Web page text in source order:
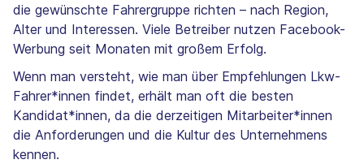
die gewünschte Fahrergruppe richten – nach Region,
Alter und Interessen. Viele Betreiber nutzen Facebook-
Werbung seit Monaten mit großem Erfolg.
Wenn man versteht, wie man über Empfehlungen Lkw-
Fahrer*innen findet, erhält man oft die besten
Kandidat*innen, da die derzeitigen Mitarbeiter*innen
die Anforderungen und die Kultur des Unternehmens
kennen.